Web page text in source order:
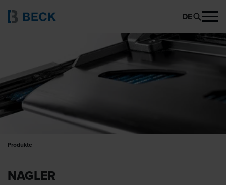
DE
Produkte
NAGLER